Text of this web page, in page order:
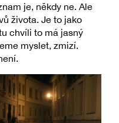
je, někdy ne. Ale
života. Je to jako
chvíli to má jasný
myslet, zmizí.